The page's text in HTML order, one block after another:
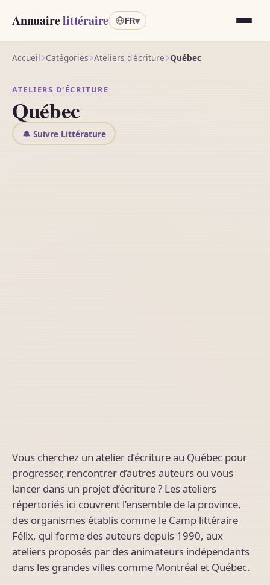
Annuairelittéraire FR▾
Accueil Catégories Ateliers d'écriture Québec
ATELIERS D'ÉCRITURE
Québec
🔔 Suivre Littérature
Vous cherchez un atelier d’écriture au Québec pour
progresser, rencontrer d’autres auteurs ou vous
lancer dans un projet d’écriture ? Les ateliers
répertoriés ici couvrent l’ensemble de la province,
des organismes établis comme le Camp littéraire
Félix, qui forme des auteurs depuis 1990, aux
ateliers proposés par des animateurs indépendants
dans les grandes villes comme Montréal et Québec.